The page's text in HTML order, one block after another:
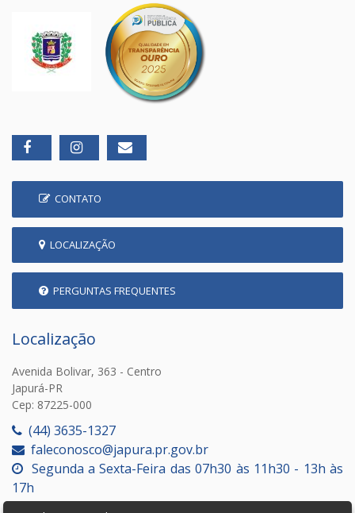
CONTATO
LOCALIZAÇÃO
PERGUNTAS FREQUENTES
Localização
Avenida Bolivar, 363 - Centro
Japurá-PR
Cep: 87225-000
(44) 3635-1327
faleconosco@japura.pr.gov.br
Segunda a Sexta-Feira das 07h30 às 11h30 - 13h às
17h